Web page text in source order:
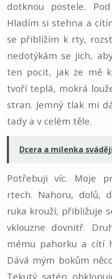
dotknou postele.
Hladím si stehna a
se přiblížím k rty,
nedotýkám se jich,
ten pocit, jak ze mě
tvoří teplá, mokrá
stran. Jemný tlak mi
tady a v celém těle.
Dcera a milenka
Potřebuji víc. Moje
rtech. Nahoru, dolů,
ruka krouží, přibližuje
vklouzne dovnitř.
mému pahorku a cítí
Dává mým bokům
Tekutý satén